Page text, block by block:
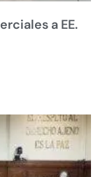
a EE.